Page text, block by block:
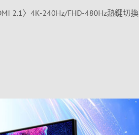
2.1〉4K-240Hz/FHD-480Hz熱鍵切換